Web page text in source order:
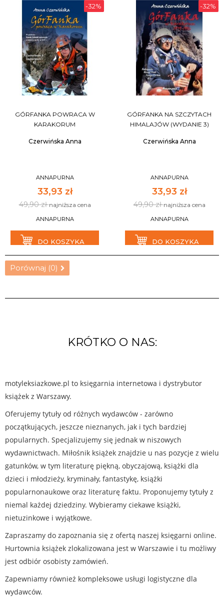
-32%
GÓRFANKA POWRACA W
KARAKORUM
Czerwińska Anna
ANNAPURNA
33,93 zł
49,90 złnajniższa cena
ANNAPURNA
DO KOSZYKA
-32%
GÓRFANKA NA SZCZYTACH
HIMALAJÓW (WYDANIE 3)
Czerwińska Anna
ANNAPURNA
33,93 zł
49,90 złnajniższa cena
ANNAPURNA
DO KOSZYKA
Porównaj (0)
KRÓTKO O NAS:
motyleksiazkowe.pl to księgarnia internetowa i dystrybutor
książek z Warszawy.
Oferujemy tytuły od różnych wydawców - zarówno
początkujących, jeszcze nieznanych, jak i tych bardziej
popularnych. Specjalizujemy się jednak w niszowych
wydawnictwach. Miłośnik książek znajdzie u nas pozycje z wielu
gatunków, w tym literaturę piękną, obyczajową, książki dla
dzieci i młodzieży, kryminały, fantastykę, książki
popularnonaukowe oraz literaturę faktu. Proponujemy tytuły z
niemal każdej dziedziny. Wybieramy ciekawe książki,
nietuzinkowe i wyjątkowe.
Zapraszamy do zapoznania się z ofertą naszej księgarni online.
Hurtownia książek zlokalizowana jest w Warszawie i tu możliwy
jest odbiór osobisty zamówień.
Zapewniamy również kompleksowe usługi logistyczne dla
wydawców.